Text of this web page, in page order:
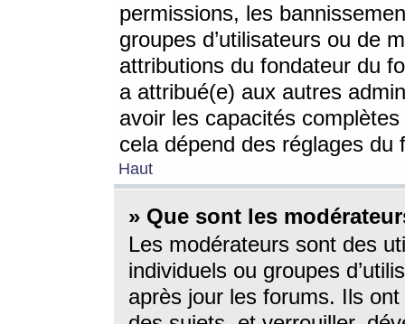
permissions, les
groupes d’utilisateurs ou de
attributions du fondateur du
a attribué(e) aux autres
avoir les capacités
cela dépend des réglages du
Haut
» Que sont les
Les modérateurs sont des
individuels ou groupes
après jour les forums. Ils ont